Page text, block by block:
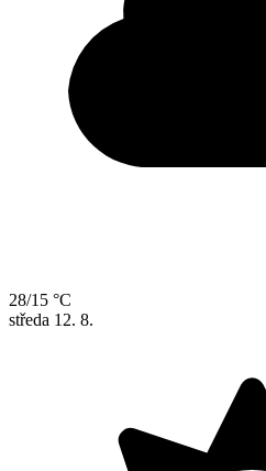
28/15 °C
středa 12. 8.